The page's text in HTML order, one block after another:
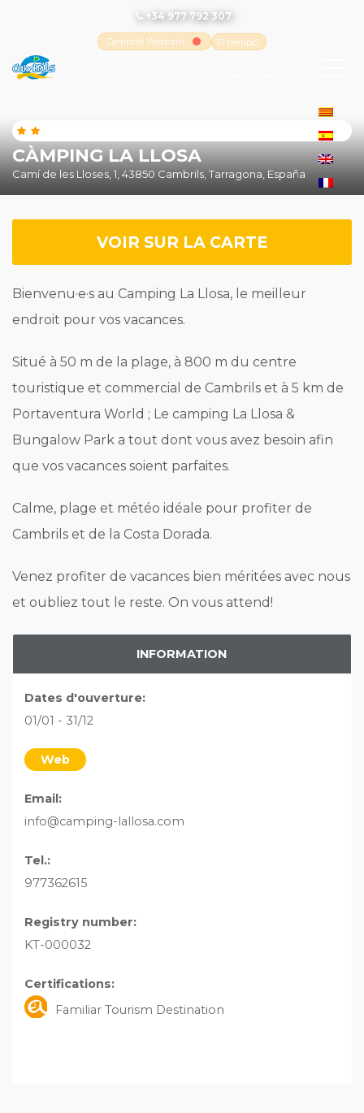
+34 977 792 307
Cambrils Webcam
El tiempo
CÀMPING LA LLOSA
Camí de les Lloses, 1, 43850 Cambrils, Tarragona, España
VOIR SUR LA CARTE
Bienvenu·e·s au Camping La Llosa, le meilleur
endroit pour vos vacances.
Situé à 50 m de la plage, à 800 m du centre
touristique et commercial de Cambrils et à 5 km de
Portaventura World ; Le camping La Llosa &
Bungalow Park a tout dont vous avez besoin afin
que vos vacances soient parfaites.
Calme, plage et météo idéale pour profiter de
Cambrils et de la Costa Dorada.
Venez profiter de vacances bien méritées avec nous
et oubliez tout le reste. On vous attend!
INFORMATION
Dates d'ouverture:
01/01 - 31/12
Web
Email:
info@camping-lallosa.com
Tel.:
977362615
Registry number:
KT-000032
Certifications:
Familiar Tourism Destination